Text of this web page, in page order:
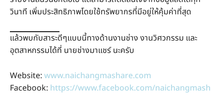
วินาที เพิ่มประสิทธิภาพโดยใช้ทรัพยากรที่มีอยู่ให้คุ้มค่าที่สุด
แล้วพบกับสาระดีๆแบบนี้ทางด้านงานช่าง งานวิศวกรรม และ
อุตสาหกรรมได้ที่ นายช่างมาแชร์ นะครับ
Website: www.naichangmashare.com
Facebook: https://www.facebook.com/naichangmash